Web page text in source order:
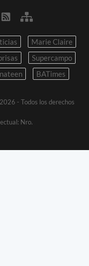
Marie Claire
Supercampo
BATimes
- Todos los derechos
Nro.